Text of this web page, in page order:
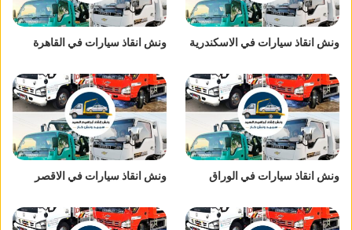
ونش انقاذ سيارات في الاسكندرية ونش انقاذ سيارات في القاهرة
ونش انقاذ سيارات في الوراق ونش انقاذ سيارات في الاقصر